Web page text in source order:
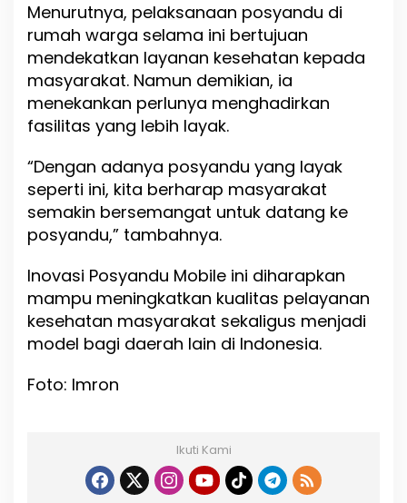
Menurutnya, pelaksanaan posyandu di
rumah warga selama ini bertujuan
mendekatkan layanan kesehatan kepada
masyarakat. Namun demikian, ia
menekankan perlunya menghadirkan
fasilitas yang lebih layak.
“Dengan adanya posyandu yang layak
seperti ini, kita berharap masyarakat
semakin bersemangat untuk datang ke
posyandu,” tambahnya.
Inovasi Posyandu Mobile ini diharapkan
mampu meningkatkan kualitas pelayanan
kesehatan masyarakat sekaligus menjadi
model bagi daerah lain di Indonesia.
Foto: Imron
Ikuti Kami